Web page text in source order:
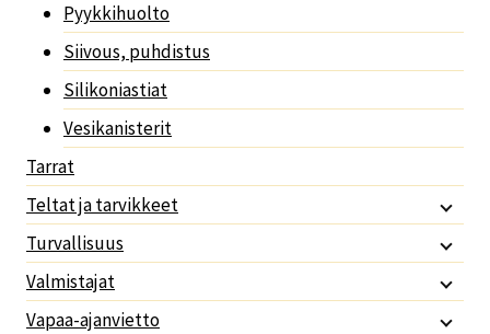
Pyykkihuolto
Siivous, puhdistus
Silikoniastiat
Vesikanisterit
Tarrat
Teltat ja tarvikkeet
Turvallisuus
Valmistajat
Vapaa-ajanvietto